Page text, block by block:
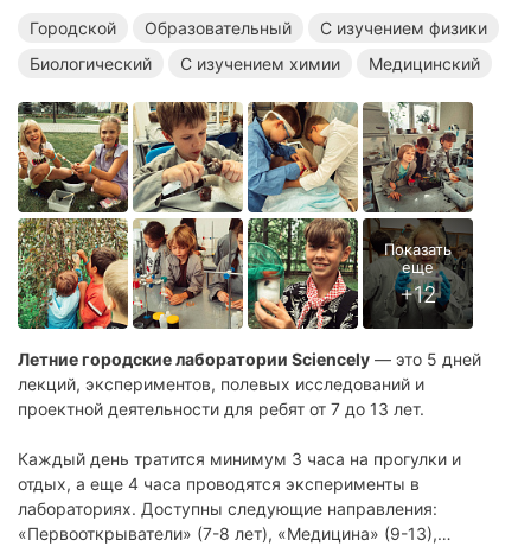
Городской Образовательный
С изучением физики
Биологический
С изучением химии Медицинский
Летние городские лаборатории Sciencely — это 5 дней
лекций, экспериментов, полевых исследований и
проектной деятельности для ребят от 7 до 13 лет.
Каждый день тратится минимум 3 часа на прогулки и
отдых, а еще 4 часа проводятся эксперименты в
лабораториях. Доступны следующие направления:
«Первооткрыватели» (7-8 лет), «Медицина» (9-13),
Летние городские лагеря Летние образовательные лагеря
Летние лагеря с изучением физики
Летние биологические лагеря
Летние лагеря с изучением химии
Летние медицинские лагеря